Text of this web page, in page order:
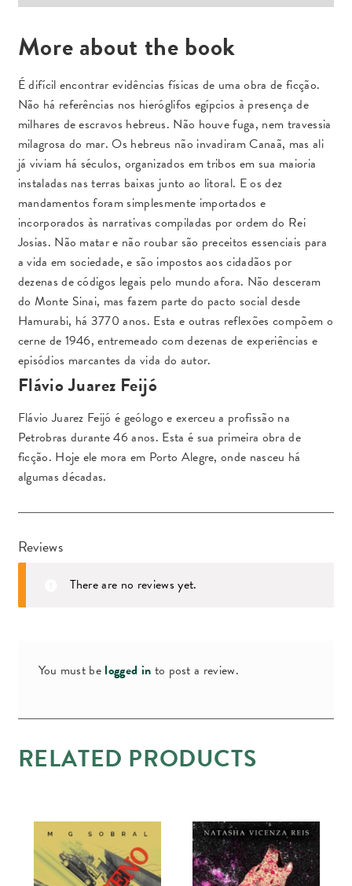
More about the book
É difícil encontrar evidências físicas de uma obra de ficção.
Não há referências nos hieróglifos egípcios à presença de
milhares de escravos hebreus. Não houve fuga, nem travessia
milagrosa do mar. Os hebreus não invadiram Canaã, mas ali
já viviam há séculos, organizados em tribos em sua maioria
instaladas nas terras baixas junto ao litoral. E os dez
mandamentos foram simplesmente importados e
incorporados às narrativas compiladas por ordem do Rei
Josias. Não matar e não roubar são preceitos essenciais para
a vida em sociedade, e são impostos aos cidadãos por
dezenas de códigos legais pelo mundo afora. Não desceram
do Monte Sinai, mas fazem parte do pacto social desde
Hamurabi, há 3770 anos. Esta e outras reflexões compõem o
cerne de 1946, entremeado com dezenas de experiências e
episódios marcantes da vida do autor.
Flávio Juarez Feijó
Flávio Juarez Feijó é geólogo e exerceu a profissão na
Petrobras durante 46 anos. Esta é sua primeira obra de
ficção. Hoje ele mora em Porto Alegre, onde nasceu há
algumas décadas.
Reviews
There are no reviews yet.
You must be logged in to post a review.
RELATED PRODUCTS